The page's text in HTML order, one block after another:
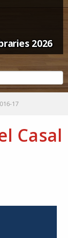
2026
17
Casal